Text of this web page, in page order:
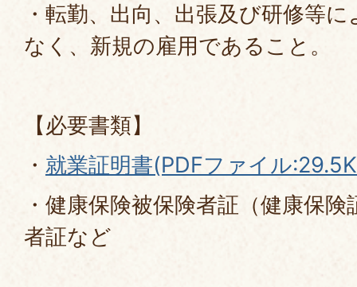
・転勤、出向、出張及び研修等
なく、新規の雇用であること。
【必要書類】
・ 就業証明書(PDFファイル
・健康保険被保険者証（健康保
者証など